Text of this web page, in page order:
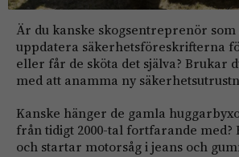
Är du kanske skogsentreprenör
uppdatera säkerhetsföreskrifterna
eller får de sköta det själva? Brukar
med att anamma ny
Kanske hänger de gamla
från tidigt 2000-tal fortfarande med?
och startar motorsåg i jeans och